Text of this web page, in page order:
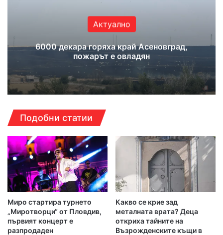
Актуално
6000 декара горяха край Асеновград,
пожарът е овладян
Подобни статии
Миро стартира турнето
„Миротворци“ от Пловдив,
първият концерт е
разпродаден
Какво се крие зад
металната врата? Деца
откриха тайните на
Възрожденските къщи в